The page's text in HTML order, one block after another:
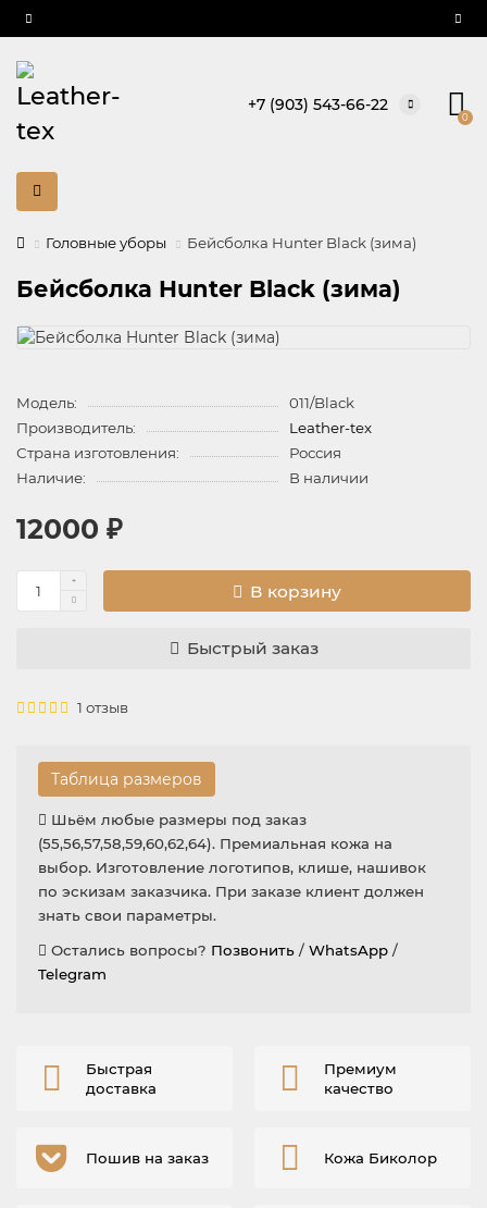
+7 (903) 543-66-22
0
Головные уборы Бейсболка Hunter Black (зима)
Бейсболка Hunter Black (зима)
Модель:
011/Black
Производитель:
Leather-tex
Страна изготовления:
Россия
Наличие:
В наличии
12000 ₽
В корзину
Быстрый заказ
1 отзыв
Таблица размеров
Шьём любые размеры под заказ
(55,56,57,58,59,60,62,64). Премиальная кожа на
выбор. Изготовление логотипов, клише, нашивок
по эскизам заказчика. При заказе клиент должен
знать свои параметры.
Остались вопросы? Позвонить / WhatsApp /
Telegram
Быстрая
доставка
Премиум
качество
Пошив на заказ Кожа Биколор